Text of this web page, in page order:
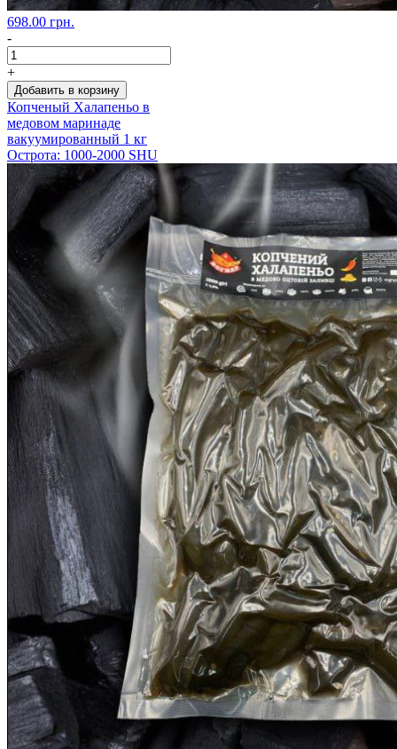
698.00 грн.
-
+
Добавить в корзину
Копченый Халапеньо в
медовом маринаде
вакуумированный 1 кг
Острота: 1000-2000 SHU